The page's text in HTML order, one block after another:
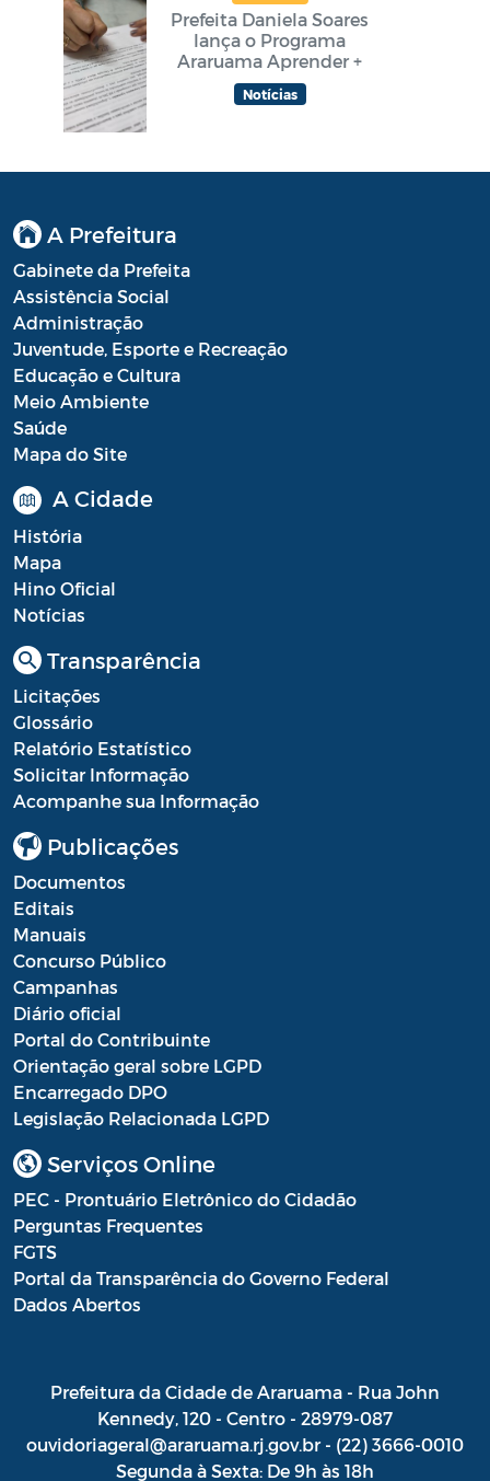
Prefeita Daniela Soares
lança o Programa
Araruama Aprender +
Notícias
A Prefeitura
Gabinete da Prefeita
Assistência Social
Administração
Juventude, Esporte e Recreação
Educação e Cultura
Meio Ambiente
Saúde
Mapa do Site
A Cidade
História
Mapa
Hino Oficial
Notícias
Transparência
Licitações
Glossário
Relatório Estatístico
Solicitar Informação
Acompanhe sua Informação
Publicações
Documentos
Editais
Manuais
Concurso Público
Campanhas
Diário oficial
Portal do Contribuinte
Orientação geral sobre LGPD
Encarregado DPO
Legislação Relacionada LGPD
Serviços Online
PEC - Prontuário Eletrônico do Cidadão
Perguntas Frequentes
FGTS
Portal da Transparência do Governo Federal
Dados Abertos
Prefeitura da Cidade de Araruama - Rua John
Kennedy, 120 - Centro - 28979-087
ouvidoriageral@araruama.rj.gov.br - (22) 3666-0010
Segunda à Sexta: De 9h às 18h